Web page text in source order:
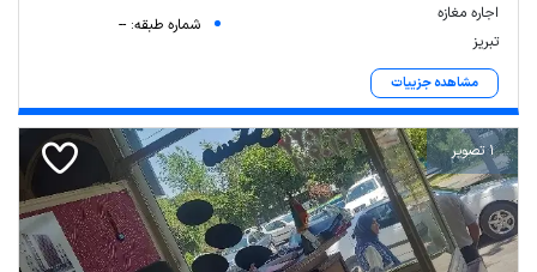
اجاره مغازه
تبریز
مشاهده جزییات
شماره طبقه: --
1 تصویر